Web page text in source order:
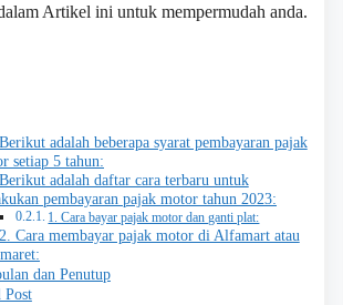
Artikel ini untuk mempermudah anda.
Berikut adalah beberapa syarat pembayaran pajak
setiap 5 tahun:
Berikut adalah daftar cara terbaru untuk
pembayaran pajak motor tahun 2023:
1. Cara bayar pajak motor dan ganti plat:
2. Cara membayar pajak motor di Alfamart atau
dan Penutup
Post